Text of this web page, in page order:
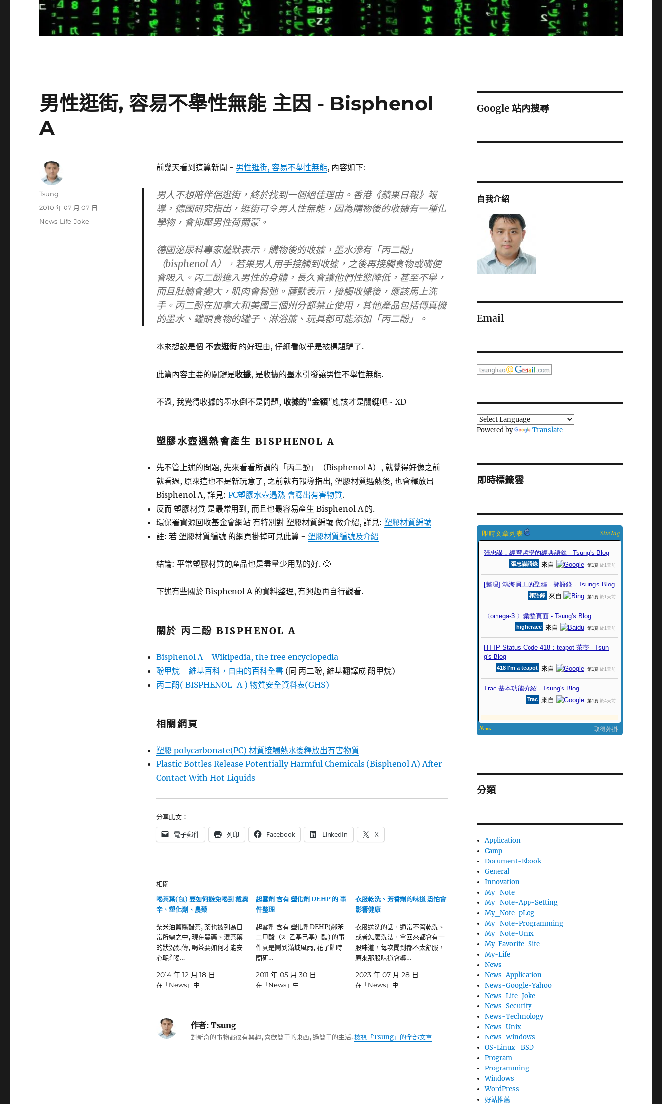
男性逛街, 容易不舉性無能 主因 - Bisphenol
A
前幾天看到這篇新聞 - 男性逛街, 容易不舉性無能, 內容如下:
男人不想陪伴侶逛街，終於找到一個絕佳理由。香港《蘋果日報》報
導，德國研究指出，逛街可令男人性無能，因為購物後的收據有一種化
學物，會抑壓男性荷爾蒙。
德國泌尿科專家薩默表示， 購物後的收據，墨水滲有「丙二酚」
（bisphenol A）
，若果男人用手接觸到收據，之後再接觸食物或嘴便
會吸入。 丙二酚進入男性的身體，長久會讓他們性慾降低，甚至不舉，
而且肚腩會變大，肌肉會鬆弛。 薩默表示，接觸收據後，應該馬上洗
手。丙二酚在加拿大和美國三個州分都禁止使用，其他產品包括傳真機
的墨水、罐頭食物的罐子、淋浴簾、玩具都可能添加「丙二酚」
。
本來想說是個 不去逛街的好理由, 仔細看似乎是被標題騙了.
此篇內容主要的關鍵是收據, 是收據的墨水引發讓男性不舉性無能.
不過, 我覺得收據的墨水倒不是問題, 收據的"金額"應該才是關鍵吧~ XD
塑膠水壺遇熱會產生 BISPHENOL A
先不管上述的問題, 先來看看所謂的「丙二酚」（Bisphenol A）, 就覺得好像之前
就看過, 原來這也不是新玩意了, 之前就有報導指出, 塑膠材質遇熱後, 也會釋放出
Bisphenol A, 詳見: PC塑膠水壺遇熱 會釋出有害物質.
反而 塑膠材質 是最常用到, 而且也最容易產生 Bisphenol A 的.
環保署資源回收基金會網站 有特別對 塑膠材質編號 做介紹, 詳見: 塑膠材質編號
註: 若 塑膠材質編號 的網頁掛掉可見此篇 - 塑膠材質編號及介紹
結論: 平常塑膠材質的產品也是盡量少用點的好. 🙂
下述有些關於 Bisphenol A 的資料整理, 有興趣再自行觀看.
關於 丙二酚 BISPHENOL A
Bisphenol A - Wikipedia, the free encyclopedia
酚甲烷 - 維基百科，自由的百科全書(同 丙二酚, 維基翻譯成 酚甲烷)
丙二酚( BISPHENOL-A ) 物質安全資料表(GHS)
相關網頁
塑膠 polycarbonate(PC) 材質接觸熱水後釋放出有害物質
Plastic Bottles Release Potentially Harmful Chemicals (Bisphenol A) After
Contact With Hot Liquids
分享此文：
電子郵件 列印 Facebook LinkedIn X
相關
喝茶葉(包) 要如何避免喝到 戴奧
辛、塑化劑、農藥
柴米油鹽醬醋茶, 茶也被列為日
常所需之中, 現在農藥、混茶葉
的狀況頻傳, 喝茶要如何才能安
心呢? 喝…
2014 年 12 月 18 日
在「News」中
起雲劑 含有 塑化劑 DEHP 的 事
件整理
起雲劑 含有 塑化劑DEHP(鄰苯
二甲酸（2-乙基己基）酯) 的事
件真是鬧到滿城風雨, 花了點時
間研…
2011 年 05 月 30 日
在「News」中
衣服乾洗、芳香劑的味道 恐怕會
影響健康
衣服送洗的話，通常不管乾洗、
或者怎麼洗法，拿回來都會有一
股味道，每次聞到都不太舒服，
原來那股味道會導…
2023 年 07 月 28 日
在「News」中
作者:Tsung
對新奇的事物都很有興趣, 喜歡簡單的東西, 過簡單的生活.檢視「Tsung」的全部文章
作
Tsung
發
2010 年 07 月 07 日
分
News-Life-Joke
Google 站內搜尋
自我介紹
Email
Powered by Translate
即時標籤雲
SiteTag
分類
Application
Camp
Document-Ebook
General
Innovation
My_Note
My_Note-App-Setting
My_Note-pLog
My_Note-Programming
My_Note-Unix
My-Favorite-Site
My-Life
News
News-Application
News-Google-Yahoo
News-Life-Joke
News-Security
News-Technology
News-Unix
News-Windows
OS-Linux_BSD
Program
Programming
Windows
WordPress
好站推薦